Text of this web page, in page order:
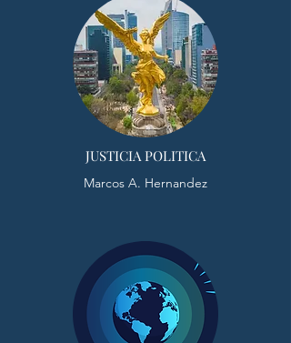
JUSTICIA POLITICA
Marcos A. Hernandez